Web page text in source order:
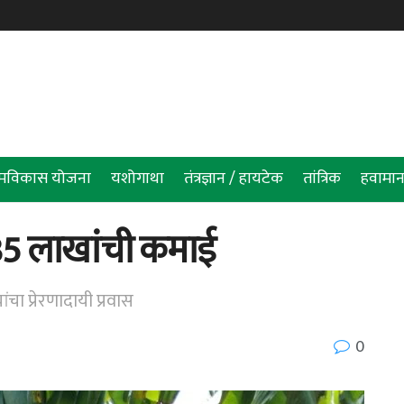
योजना यशोगाथा तंत्रज्ञान / हायटेक तांत्रिक
लाखांची कमाई
प्रवास
0